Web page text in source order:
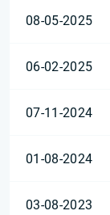
08-05-2025
06-02-2025
07-11-2024
01-08-2024
03-08-2023